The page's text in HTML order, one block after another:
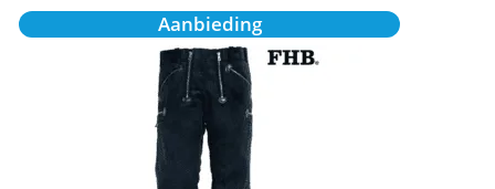
Aanbieding
Oorspronkelijke
prijs
was:
€103,73.
Huidige
prijs
is:
€93,34.
Dit
product
heeft
meerdere
variaties.
Deze